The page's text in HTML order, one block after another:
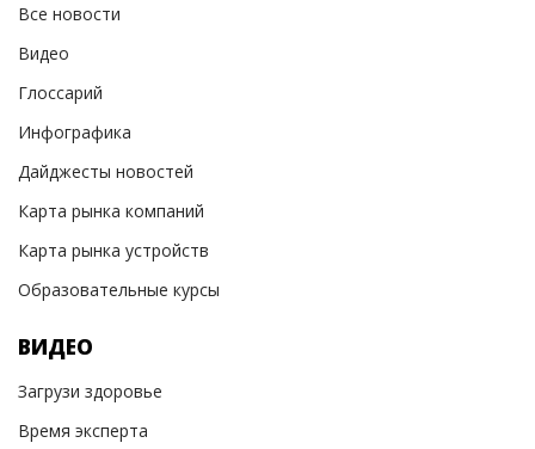
Все новости
Видео
Глоссарий
Инфографика
Дайджесты новостей
Карта рынка компаний
Карта рынка устройств
Образовательные курсы
ВИДЕО
Загрузи здоровье
Время эксперта